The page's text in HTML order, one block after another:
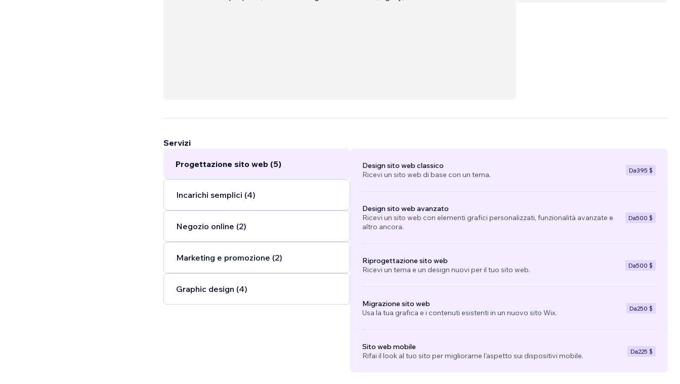
Servizi
Progettazione sito web (5)
Incarichi semplici (4)
Negozio online (2)
Marketing e promozione (2)
Graphic design (4)
Design sito web classico
Ricevi un sito web di base con un tema.
Da395 $
Design sito web avanzato
Ricevi un sito web con elementi grafici personalizzati, funzionalità avanzate e
altro ancora.
Da500 $
Riprogettazione sito web
Ricevi un tema e un design nuovi per il tuo sito web.
Da500 $
Migrazione sito web
Usa la tua grafica e i contenuti esistenti in un nuovo sito Wix.
Da250 $
Sito web mobile
Rifai il look al tuo sito per migliorarne l'aspetto sui dispositivi mobile.
Da225 $